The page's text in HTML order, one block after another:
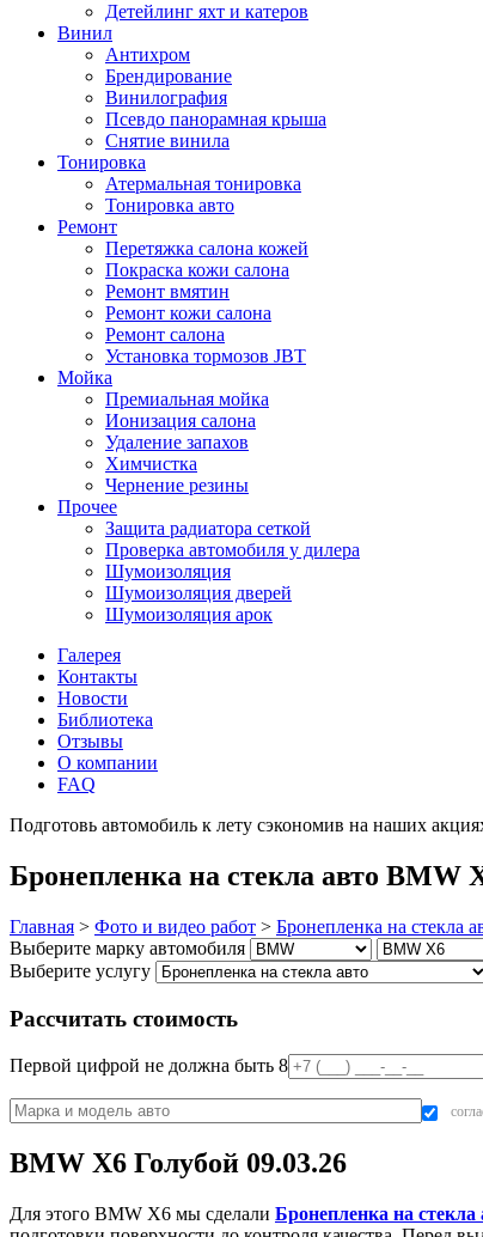
Детейлинг яхт и катеров
Винил
Антихром
Брендирование
Винилография
Псевдо панорамная крыша
Снятие винила
Тонировка
Атермальная тонировка
Тонировка авто
Ремонт
Перетяжка салона кожей
Покраска кожи салона
Ремонт вмятин
Ремонт кожи салона
Ремонт салона
Установка тормозов JBT
Мойка
Премиальная мойка
Ионизация салона
Удаление запахов
Химчистка
Чернение резины
Прочее
Защита радиатора сеткой
Проверка автомобиля у дилера
Шумоизоляция
Шумоизоляция дверей
Шумоизоляция арок
Галерея
Контакты
Новости
Библиотека
Отзывы
О компании
FAQ
Подготовь автомобиль к лету сэкономив на наших
Бронепленка на стекла авто BMW
Главная > Фото и видео работ > Бронепленка на стекла
Выберите марку автомобиля
Выберите услугу
Рассчитать стоимость
Первой цифрой не должна быть 8
BMW X6 Голубой 09.03.26
Для этого BMW X6 мы сделали Бронепленка на стекла